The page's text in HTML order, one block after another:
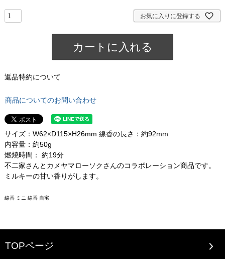
お気に入りに登録する
カートに入れる
返品特約について
商品についてのお問い合わせ
サイズ：W62×D115×H26mm 線香の長さ：約92mm
内容量：約50g
燃焼時間： 約19分
不二家さんとカメヤマローソクさんのコラボレーション商品です。
ミルキーの甘い香りがします。
線香 ミニ 線香 自宅
TOPページ